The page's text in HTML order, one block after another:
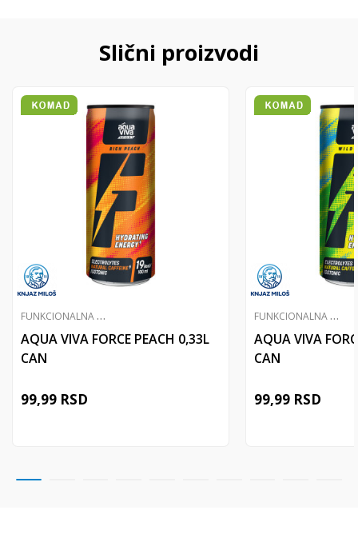
Slični proizvodi
F
UNKCIONALNA VODA
AQUA VIVA FORCE PEACH 0,33L
CAN
99,99 RSD
F
UNKCIONALNA VODA
AQUA VIVA
CAN
99,99 RSD